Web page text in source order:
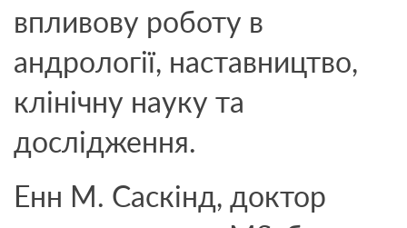
впливову роботу в
андрології, наставництво,
клінічну науку та
дослідження.
Енн М. Саскінд, доктор